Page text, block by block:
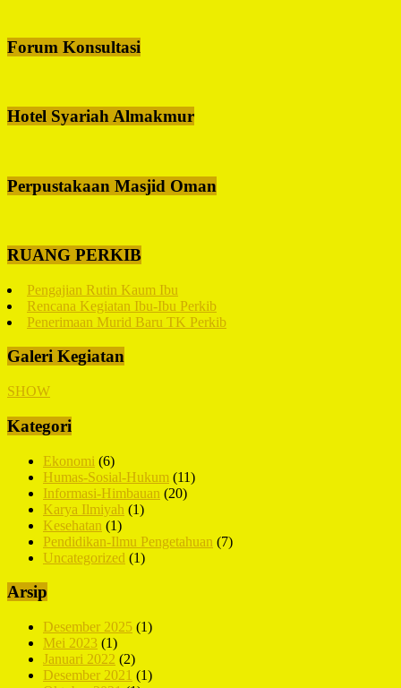
Forum Konsultasi
Hotel Syariah Almakmur
Perpustakaan Masjid Oman
RUANG PERKIB
Pengajian Rutin Kaum Ibu
Rencana Kegiatan Ibu-Ibu Perkib
Penerimaan Murid Baru TK Perkib
Galeri Kegiatan
SHOW
Kategori
Ekonomi (6)
Humas-Sosial-Hukum (11)
Informasi-Himbauan (20)
Karya Ilmiyah (1)
Kesehatan (1)
Pendidikan-Ilmu Pengetahuan (7)
Uncategorized (1)
Arsip
Desember 2025 (1)
Mei 2023 (1)
Januari 2022 (2)
Desember 2021 (1)